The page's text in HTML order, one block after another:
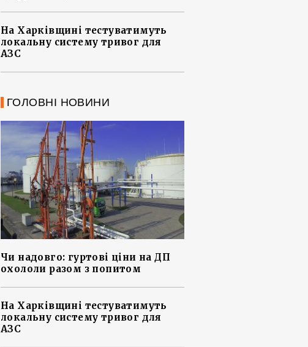
На Харківщині тестуватимуть
локальну систему тривог для
АЗС
ГОЛОВНІ НОВИНИ
Чи надовго: гуртові ціни на ДП
охололи разом з попитом
На Харківщині тестуватимуть
локальну систему тривог для
АЗС